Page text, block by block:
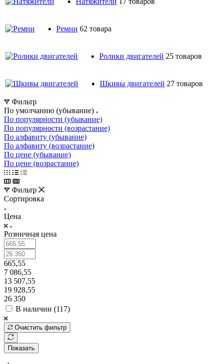
Ремни 62 товара
Ролики двигателей 25 товаров
Шкивы двигателей 27 товаров
Фильтр
По умолчанию (убывание)
По популярности (убывание)
По популярности (возрастание)
По алфавиту (убывание)
По алфавиту (возрастание)
По цене (убывание)
По цене (возрастание)
Фильтр
Сортировка
Цена
Розничная цена
665,55
7 086,55
13 507,55
19 928,55
26 350
В наличии (117)
Очистить фильтр
Показать